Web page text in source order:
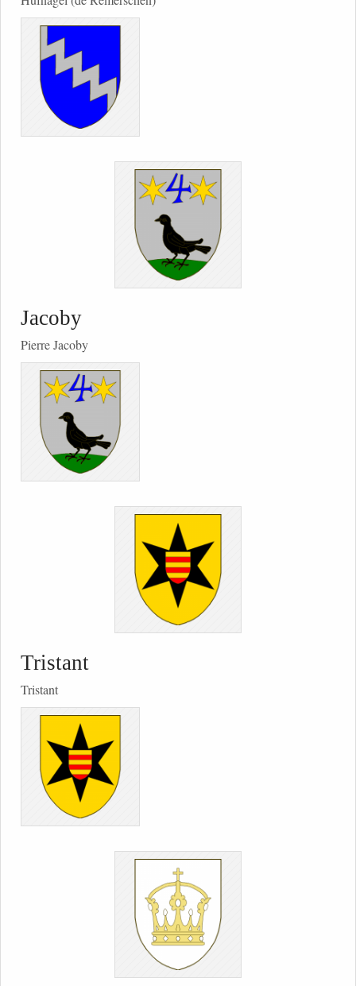
Jacoby
Pierre Jacoby
Tristant
Tristant